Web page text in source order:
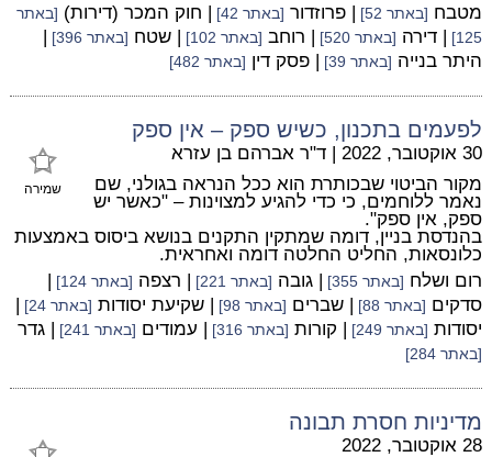
מטבח [באתר 52] | פרוזדור [באתר 42] | חוק המכר (דירות) [באתר
125]
| דירה [באתר 520] | רוחב [באתר 102] | שטח [באתר 396]
|
היתר בנייה [באתר 39] | פסק דין [באתר 482]
לפעמים בתכנון, כשיש ספק – אין ספק
שמירה
30 אוקטובר, 2022 | ד"ר אברהם בן עזרא
מקור הביטוי שבכותרת הוא ככל הנראה בגולני, שם
נאמר ללוחמים, כי כדי להגיע למצוינות – "כאשר יש
ספק, אין ספק".
בהנדסת בניין, דומה שמתקין התקנים בנושא ביסוס באמצעות
כלונסאות, החליט החלטה דומה ואחראית.
רום ושלח [באתר 355] | גובה [באתר 221] | רצפה [באתר 124]
|
סדקים [באתר 88] | שברים [באתר 98] | שקיעת יסודות [באתר 24]
|
יסודות [באתר 249] | קורות [באתר 316] | עמודים [באתר 241] | גדר
[באתר 284]
מדיניות חסרת תבונה
28 אוקטובר, 2022